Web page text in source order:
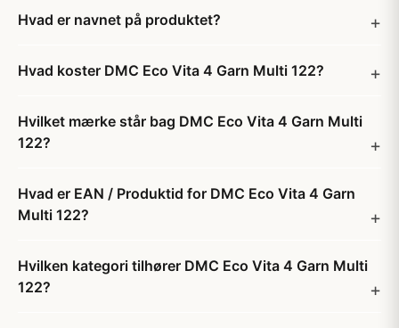
Hvad er navnet på produktet?
Hvad koster DMC Eco Vita 4 Garn Multi 122?
Hvilket mærke står bag DMC Eco Vita 4 Garn Multi
122?
Hvad er EAN / Produktid for DMC Eco Vita 4 Garn
Multi 122?
Hvilken kategori tilhører DMC Eco Vita 4 Garn Multi
122?